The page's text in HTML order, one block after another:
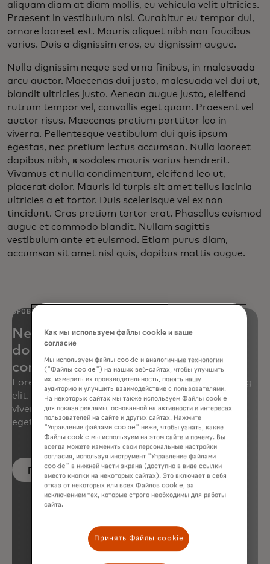
aliquam diam at diam mollis, eu vehicula velit ultricies.
Praesent in vestibulum nisl. Curabitur eu tempor dui,
ornare laoreet est. Mauris aliquet nibh non faucibus
varius. Duis a dignissim eros, eu dignissim augue.
Nulla dignissim neque sed urna finibus, in malesuada
arcu auctor. Maecenas dui justo, malesuada vel dui ut,
blandit ultricies justo. Aenean augue justo, eleifend
rutrum tempor vel, convallis eget quam. Praesent vel
auctor risus. Maecenas pretium porttitor leo in
viverra. Pellentesque vestibulum dui quis ipsum
egestas, nec pretium lectus accumsan. Nulla laoreet
dapibus nibh, в sodales mauris varius hendrerit.
Vivamus et nulla condimentum, eleifend leo ut,
placerat dolor. Mauris id turpis sit amet tellus lacinia
ultricies a et tortor. Duis scelerisque vel ex non
tincidunt. Cras pretium tortor erat. Phasellus euismod
augue et commodo blandit. Nullam sagittis
vestibulum ante et euismod. Etiam purus diam,
accumsan sit amet nisl quis, dapibus mattis augue.
БРОВЬ
Neque porro quisquam est qui
dolorem ipsum quia dolor sit amet,
consectetur, adipisci velit
Lorem ipsum dolor sit amet, consectetur adipiscing
elit. Quisque tellus turpis, volutpat sed augue ut,
viverra iaculis risus. Nullam sit amet luctus ligula,
eget ornare massa.
Подробнее
Как мы используем файлы cookie и ваше
согласие
Мы используем файлы cookie и аналогичные технологии
("Файлы cookie") на наших веб-сайтах, чтобы улучшить
их, измерить их производительность, понять нашу
аудиторию и улучшить взаимодействие с пользователями.
На некоторых сайтах мы также используем Файлы cookie
для показа рекламы, основанной на активности и интересах
пользователей на сайте и других сайтах. Нажмите
"Управление файлами cookie" ниже, чтобы узнать, какие
Файлы cookie мы используем на этом сайте и почему. Вы
всегда можете изменить свои персональные настройки
согласия, используя инструмент "Управление файлами
cookie" в нижней части экрана (доступно в виде ссылки
вместо кнопки на некоторых сайтах). Это включает в себя
отказ от некоторых или всех Файлов cookie, за
исключением тех, которые строго необходимы для работы
сайта.
Принять Файлы cookie